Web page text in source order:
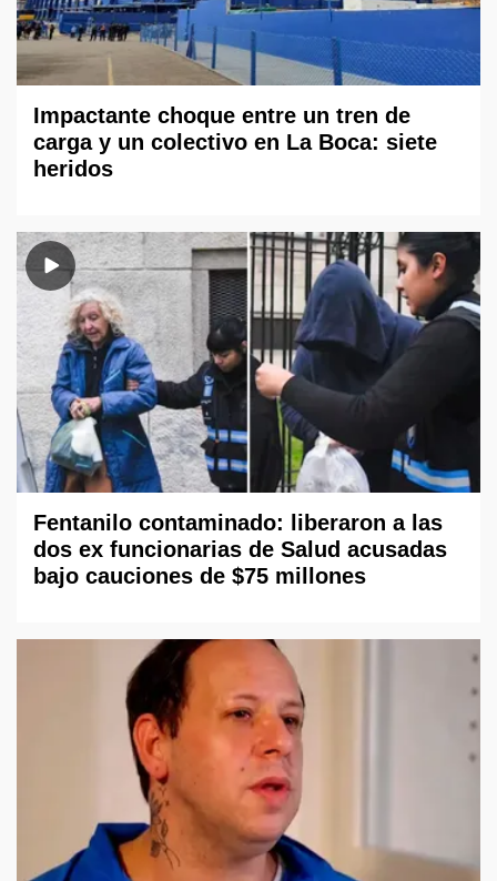
Impactante choque entre un tren de
carga y un colectivo en La Boca: siete
heridos
Fentanilo contaminado: liberaron a las
dos ex funcionarias de Salud acusadas
bajo cauciones de $75 millones